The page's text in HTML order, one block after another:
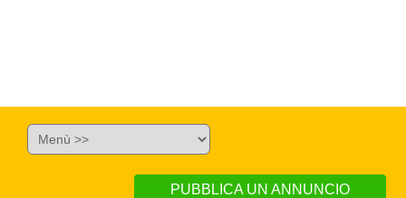
PUBBLICA UN ANNUNCIO